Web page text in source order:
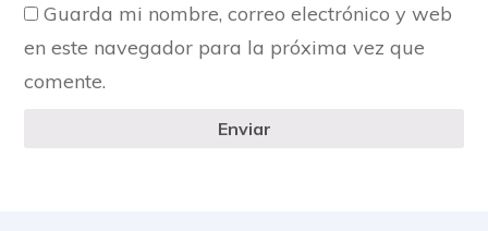
Guarda mi nombre, correo electrónico y web
en este navegador para la próxima vez que
comente.
Enviar